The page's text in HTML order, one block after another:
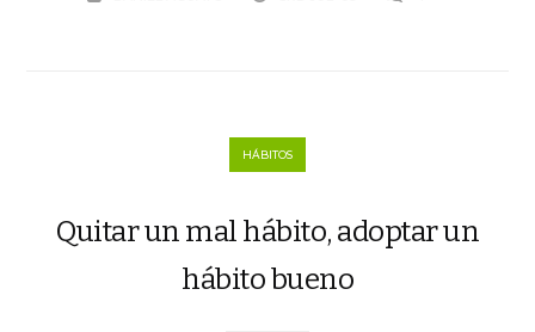
HÁBITOS
Quitar un mal hábito, adoptar un
hábito bueno